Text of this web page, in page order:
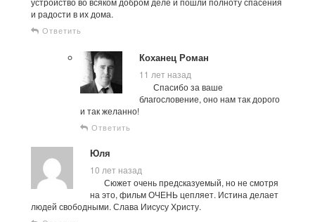
и радости в их дома.
Ответить
Коханец Роман
11 лет назад
Спасибо за ваше
благословение, оно нам так дорого
и так желанно!
Ответить
Юля
10 лет назад
Сюжет очень предсказуемый, но не смотря
на это, фильм ОЧЕНЬ цепляет. Истина делает
людей свободными. Слава Иисусу Христу.